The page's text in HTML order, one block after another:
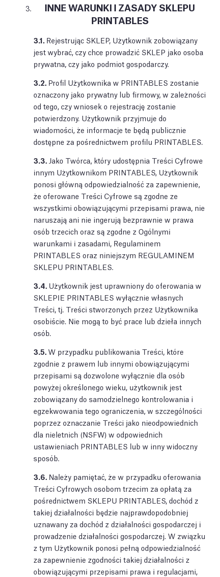
INNE WARUNKI I ZASADY SKLEPU
PRINTABLES
3.1. Rejestrując SKLEP, Użytkownik zobowiązany
jest wybrać, czy chce prowadzić SKLEP jako osoba
prywatna, czy jako podmiot gospodarczy.
3.2. Profil Użytkownika w PRINTABLES zostanie
oznaczony jako prywatny lub firmowy, w zależności
od tego, czy wniosek o rejestrację zostanie
potwierdzony. Użytkownik przyjmuje do
wiadomości, że informacje te będą publicznie
dostępne za pośrednictwem profilu PRINTABLES.
3.3. Jako Twórca, który udostępnia Treści Cyfrowe
innym Użytkownikom PRINTABLES, Użytkownik
ponosi główną odpowiedzialność za zapewnienie,
że oferowane Treści Cyfrowe są zgodne ze
wszystkimi obowiązującymi przepisami prawa, nie
naruszają ani nie ingerują bezprawnie w prawa
osób trzecich oraz są zgodne z Ogólnymi
warunkami i zasadami, Regulaminem
PRINTABLES oraz niniejszym REGULAMINEM
SKLEPU PRINTABLES.
3.4. Użytkownik jest uprawniony do oferowania w
SKLEPIE PRINTABLES wyłącznie własnych
Treści, tj. Treści stworzonych przez Użytkownika
osobiście. Nie mogą to być prace lub dzieła innych
osób.
3.5.W przypadku publikowania Treści, które
zgodnie z prawem lub innymi obowiązującymi
przepisami są dozwolone wyłącznie dla osób
powyżej określonego wieku, użytkownik jest
zobowiązany do samodzielnego kontrolowania i
egzekwowania tego ograniczenia, w szczególności
poprzez oznaczanie Treści jako nieodpowiednich
dla nieletnich (NSFW) w odpowiednich
ustawieniach PRINTABLES lub w inny widoczny
sposób.
3.6. Należy pamiętać, że w przypadku oferowania
Treści Cyfrowych osobom trzecim za opłatą za
pośrednictwem SKLEPU PRINTABLES, dochód z
takiej działalności będzie najprawdopodobniej
uznawany za dochód z działalności gospodarczej i
prowadzenie działalności gospodarczej. W związku
z tym Użytkownik ponosi pełną odpowiedzialność
za zapewnienie zgodności takiej działalności z
obowiązującymi przepisami prawa i regulacjami,